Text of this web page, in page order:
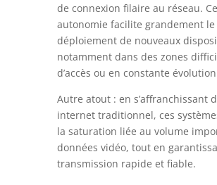
de connexion filaire au réseau.
autonomie facilite grandement le
déploiement de nouveaux
notamment dans des zones
d’accès ou en constante
Autre atout : en s’affranchissant
internet traditionnel, ces
la saturation liée au volume
données vidéo, tout en
transmission rapide et fiable.